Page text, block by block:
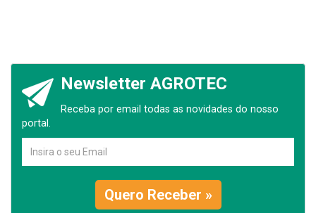
Newsletter AGROTEC
Receba por email todas as novidades do nosso
portal.
Quero Receber »